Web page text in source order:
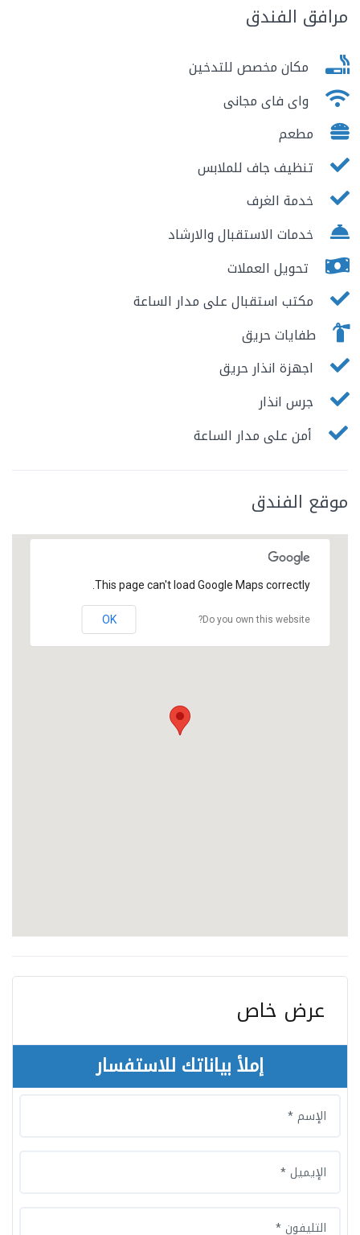
مرافق الفندق
مكان مخصص للتدخين
واى فاى مجانى
مطعم
تنظيف جاف للملابس
خدمة الغرف
خدمات الاستقبال والارشاد
تحويل العملات
مكتب استقبال على مدار الساعة
طفايات حريق
اجهزة انذار حريق
جرس انذار
أمن على مدار الساعة
موقع الفندق
This page can't load Google Maps correctly.
Do you own this website?
OK
عرض خاص
إملأ بياناتك للاستفسار